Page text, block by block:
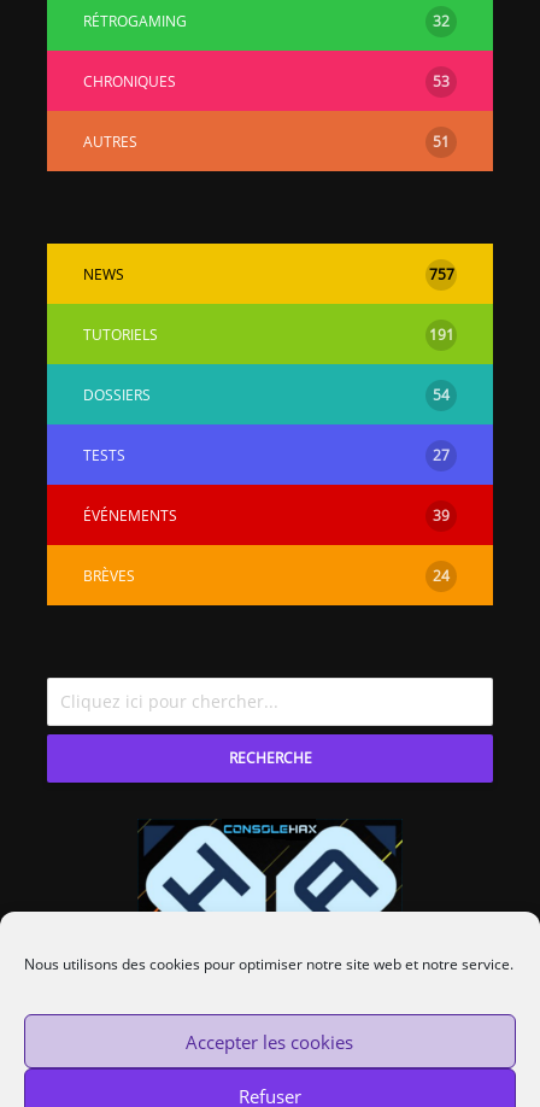
Nous utilisons des cookies pour optimiser notre site web et notre service.
Accepter les cookies
Refuser
RÉTROGAMING 32
CHRONIQUES 53
AUTRES 51
NEWS 757
TUTORIELS 191
DOSSIERS 54
TESTS 27
ÉVÉNEMENTS 39
BRÈVES 24
RECHERCHE